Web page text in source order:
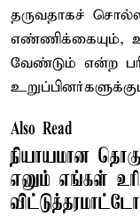
தருவதாகச்
எண்ணிக்கையும்,
வேண்டும் என்ற
Also Read
நியாயமான
எனும் எங்கள்